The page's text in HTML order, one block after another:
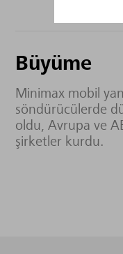
Büyüme
Minimax mobil
söndürücülerde
oldu, Avrupa ve
şirketler kurdu.